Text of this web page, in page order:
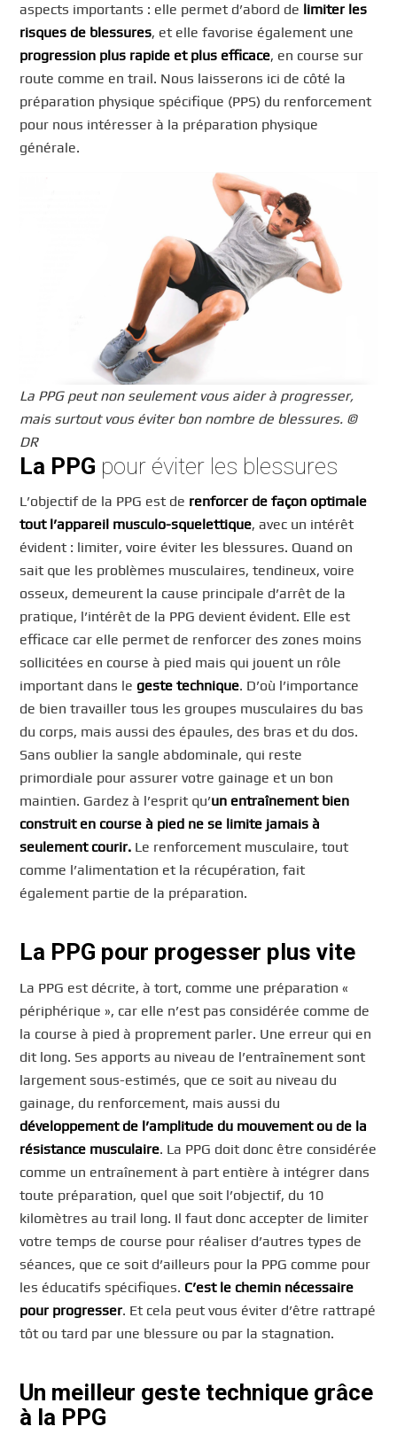
aspects importants : elle permet d’abord de limiter les
risques de blessures, et elle favorise également une
progression plus rapide et plus efficace, en course sur
route comme en trail. Nous laisserons ici de côté la
préparation physique spécifique (PPS) du renforcement
pour nous intéresser à la préparation physique
générale.
La PPG peut non seulement vous aider à progresser,
mais surtout vous éviter bon nombre de blessures. ©
DR
La PPG pour éviter les blessures
L’objectif de la PPG est de renforcer de façon optimale
tout l’appareil musculo-squelettique, avec un intérêt
évident : limiter, voire éviter les blessures. Quand on
sait que les problèmes musculaires, tendineux, voire
osseux, demeurent la cause principale d’arrêt de la
pratique, l’intérêt de la PPG devient évident. Elle est
efficace car elle permet de renforcer des zones moins
sollicitées en course à pied mais qui jouent un rôle
important dans le geste technique. D’où l’importance
de bien travailler tous les groupes musculaires du bas
du corps, mais aussi des épaules, des bras et du dos.
Sans oublier la sangle abdominale, qui reste
primordiale pour assurer votre gainage et un bon
maintien. Gardez à l’esprit qu’un entraînement bien
construit en course à pied ne se limite jamais à
seulement courir. Le renforcement musculaire, tout
comme l’alimentation et la récupération, fait
également partie de la préparation.
La PPG pour progesser plus vite
La PPG est décrite, à tort, comme une préparation «
périphérique », car elle n’est pas considérée comme de
la course à pied à proprement parler. Une erreur qui en
dit long. Ses apports au niveau de l’entraînement sont
largement sous-estimés, que ce soit au niveau du
gainage, du renforcement, mais aussi du
développement de l’amplitude du mouvement ou de la
résistance musculaire. La PPG doit donc être considérée
comme un entraînement à part entière à intégrer dans
toute préparation, quel que soit l’objectif, du 10
kilomètres au trail long. Il faut donc accepter de limiter
votre temps de course pour réaliser d’autres types de
séances, que ce soit d’ailleurs pour la PPG comme pour
les éducatifs spécifiques. C’est le chemin nécessaire
pour progresser. Et cela peut vous éviter d’être rattrapé
tôt ou tard par une blessure ou par la stagnation.
Un meilleur geste technique grâce
à la PPG